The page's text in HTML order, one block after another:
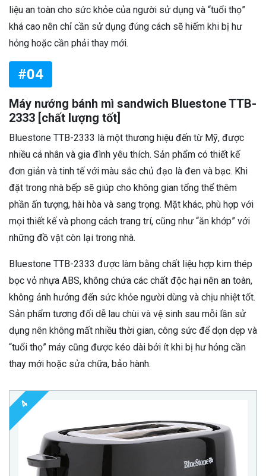
liệu an toàn cho sức khỏe của người sử dụng và “tuổi thọ”
khá cao nên chỉ cần sử dụng đúng cách sẽ hiếm khi bị hư
hỏng hoặc cần phải thay mới.
#04
Máy nướng bánh mì sandwich Bluestone TTB-
2333 [chất lượng tốt]
Bluestone TTB-2333 là một thương hiệu đến từ Mỹ, được
nhiều cá nhân và gia đình yêu thích. Sản phẩm có thiết kế
đơn giản và tinh tế với màu sắc chủ đạo là đen và bạc. Khi
đặt trong nhà bếp sẽ giúp cho không gian tổng thể thêm
phần ấn tượng, hài hòa và sang trọng. Mặt khác, phù hợp với
mọi thiết kế và phong cách trang trí, cũng như “ăn khớp” với
những đồ vật còn lại trong nhà.
Bluestone TTB-2333 được làm bằng chất liệu hợp kim thép
bọc vỏ nhựa ABS, không chứa các chất độc hại nên an toàn,
không ảnh hưởng đến sức khỏe người dùng và chịu nhiệt tốt.
Sản phẩm tương đối dễ lau chùi và vệ sinh sau mỗi lần sử
dụng nên không mất nhiều thời gian, công sức để dọn dẹp và
“tuổi thọ” máy cũng được kéo dài bởi ít khi bị hư hỏng cần
thay mới hoặc sửa chữa, bảo hành.
4